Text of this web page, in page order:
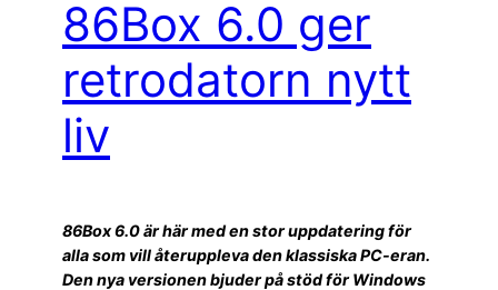
86Box 6.0 ger
retrodatorn nytt
liv
86Box 6.0 är här med en stor uppdatering för
alla som vill återuppleva den klassiska PC-eran.
Den nya versionen bjuder på stöd för Windows